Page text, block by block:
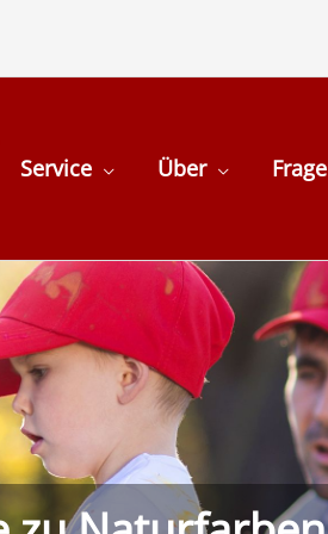
Service Über Frage